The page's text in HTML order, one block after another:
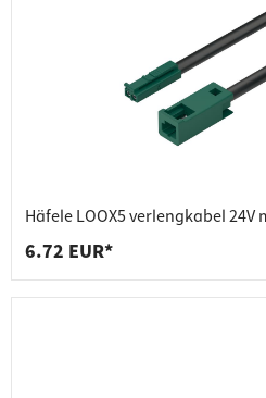
Häfele LOOX5 verlengkabel 24V
6.72 EUR*